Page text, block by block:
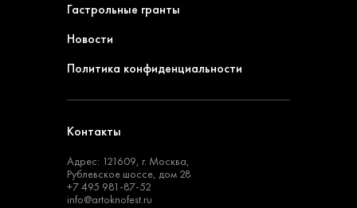
Гастрольные гранты
Новости
Политика конфиденциальности
Контакты
Адрес: 121609, г. Москва,
Рублевское шоссе, дом 28
+7 495 981-87-52
info@artoknofest.ru